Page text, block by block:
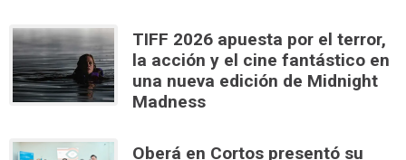
TIFF 2026 apuesta por el terror,
la acción y el cine fantástico en
una nueva edición de Midnight
Madness
Oberá en Cortos presentó su